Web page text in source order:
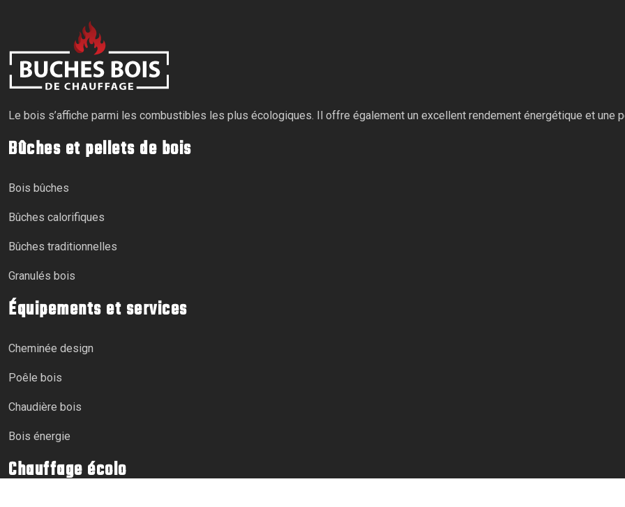
Le bois s’affiche parmi les combustibles les plus écologiques. Il offre également un excellent rendement énergétique et une
Bûches et pellets de bois
Bois bûches
Bûches calorifiques
Bûches traditionnelles
Granulés bois
Équipements et services
Cheminée design
Poêle bois
Chaudière bois
Bois énergie
Chauffage écolo